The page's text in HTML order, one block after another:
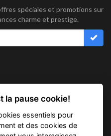
spéciales et promotions sur
charme et prestige.
la pause cookie!
essentiels pour
et des cookies de